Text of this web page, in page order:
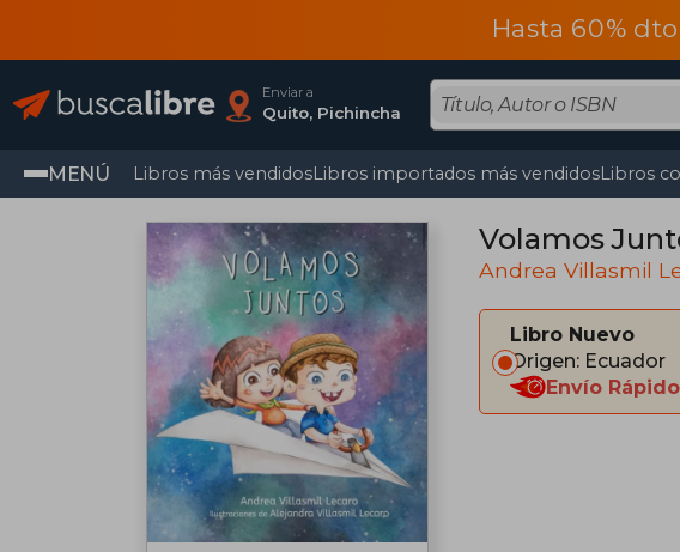
Hasta 60%
Enviar a
Quito, Pichincha
MENÚ Libros más vendidosLibros importados más vendidosLibros
Volamos
Andrea Villasmil
Libro Nuevo
Origen: Ecuador
Envío Rápido